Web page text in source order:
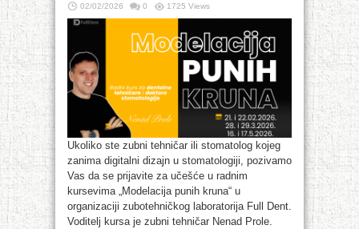
02/02/2026 0 1725 Views
Ukoliko ste zubni tehničar ili stomatolog kojeg
zanima digitalni dizajn u stomatologiji, pozivamo
Vas da se prijavite za učešće u radnim
kursevima „Modelacija punih kruna“ u
organizaciji zubotehničkog laboratorija Full Dent.
Voditelj kursa je zubni tehničar Nenad Prole.